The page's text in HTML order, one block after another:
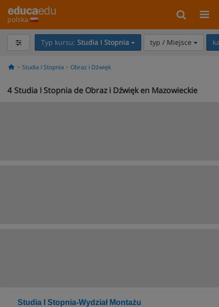
polska
Typ kursu: Studia I Stopnia typ / Miejsce
Studia I Stopnia Obraz i Dźwięk
4 Studia I Stopnia de Obraz i Dźwięk en Mazowieckie
Studia I Stopnia-Wydział Montażu